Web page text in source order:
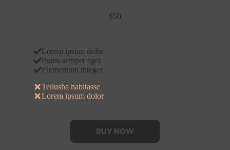
$50
Lorem ipsum dolor
Purus semper eget
Elementum integer
Tellusha habitasse
Lorem ipsum dolor
BUY NOW